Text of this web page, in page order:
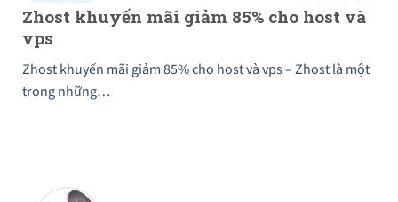
Zhost khuyến mãi giảm 85% cho host và
vps
Zhost khuyến mãi giảm 85% cho host và vps – Zhost là một
trong những…